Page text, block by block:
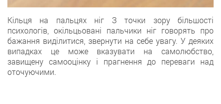
Кільця на пальцях ніг З точки зору більшості
психологів, окільцьовані пальчики ніг говорять про
бажання виділитися, звернути на себе увагу. У деяких
випадках це може вказувати на самолюбство,
завищену самооцінку і прагнення до переваги над
оточуючими.